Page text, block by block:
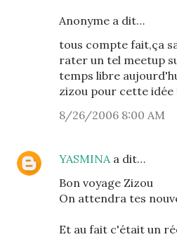
Anonyme a dit…
tous compte fait,ça
rater un tel meetup
temps libre
zizou pour cette idée
8/26/2006 8:00 AM
YASMINAa dit…
Bon voyage Zizou
On attendra tes
Et au fait c'était un